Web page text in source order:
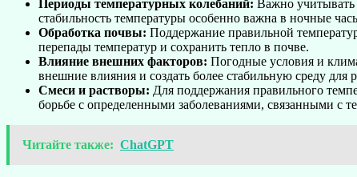
Периоды температурных колебаний: Важно учитывать
стабильность температуры особенно важна в ночные
Обработка почвы: Поддержание правильной
перепады температур и сохранить тепло в почве.
Влияние внешних факторов: Погодные условия и
внешние влияния и создать более стабильную среду для
Смеси и растворы: Для поддержания правильного
борьбе с определенными заболеваниями, связанными с
Читайте также: ChatGPT